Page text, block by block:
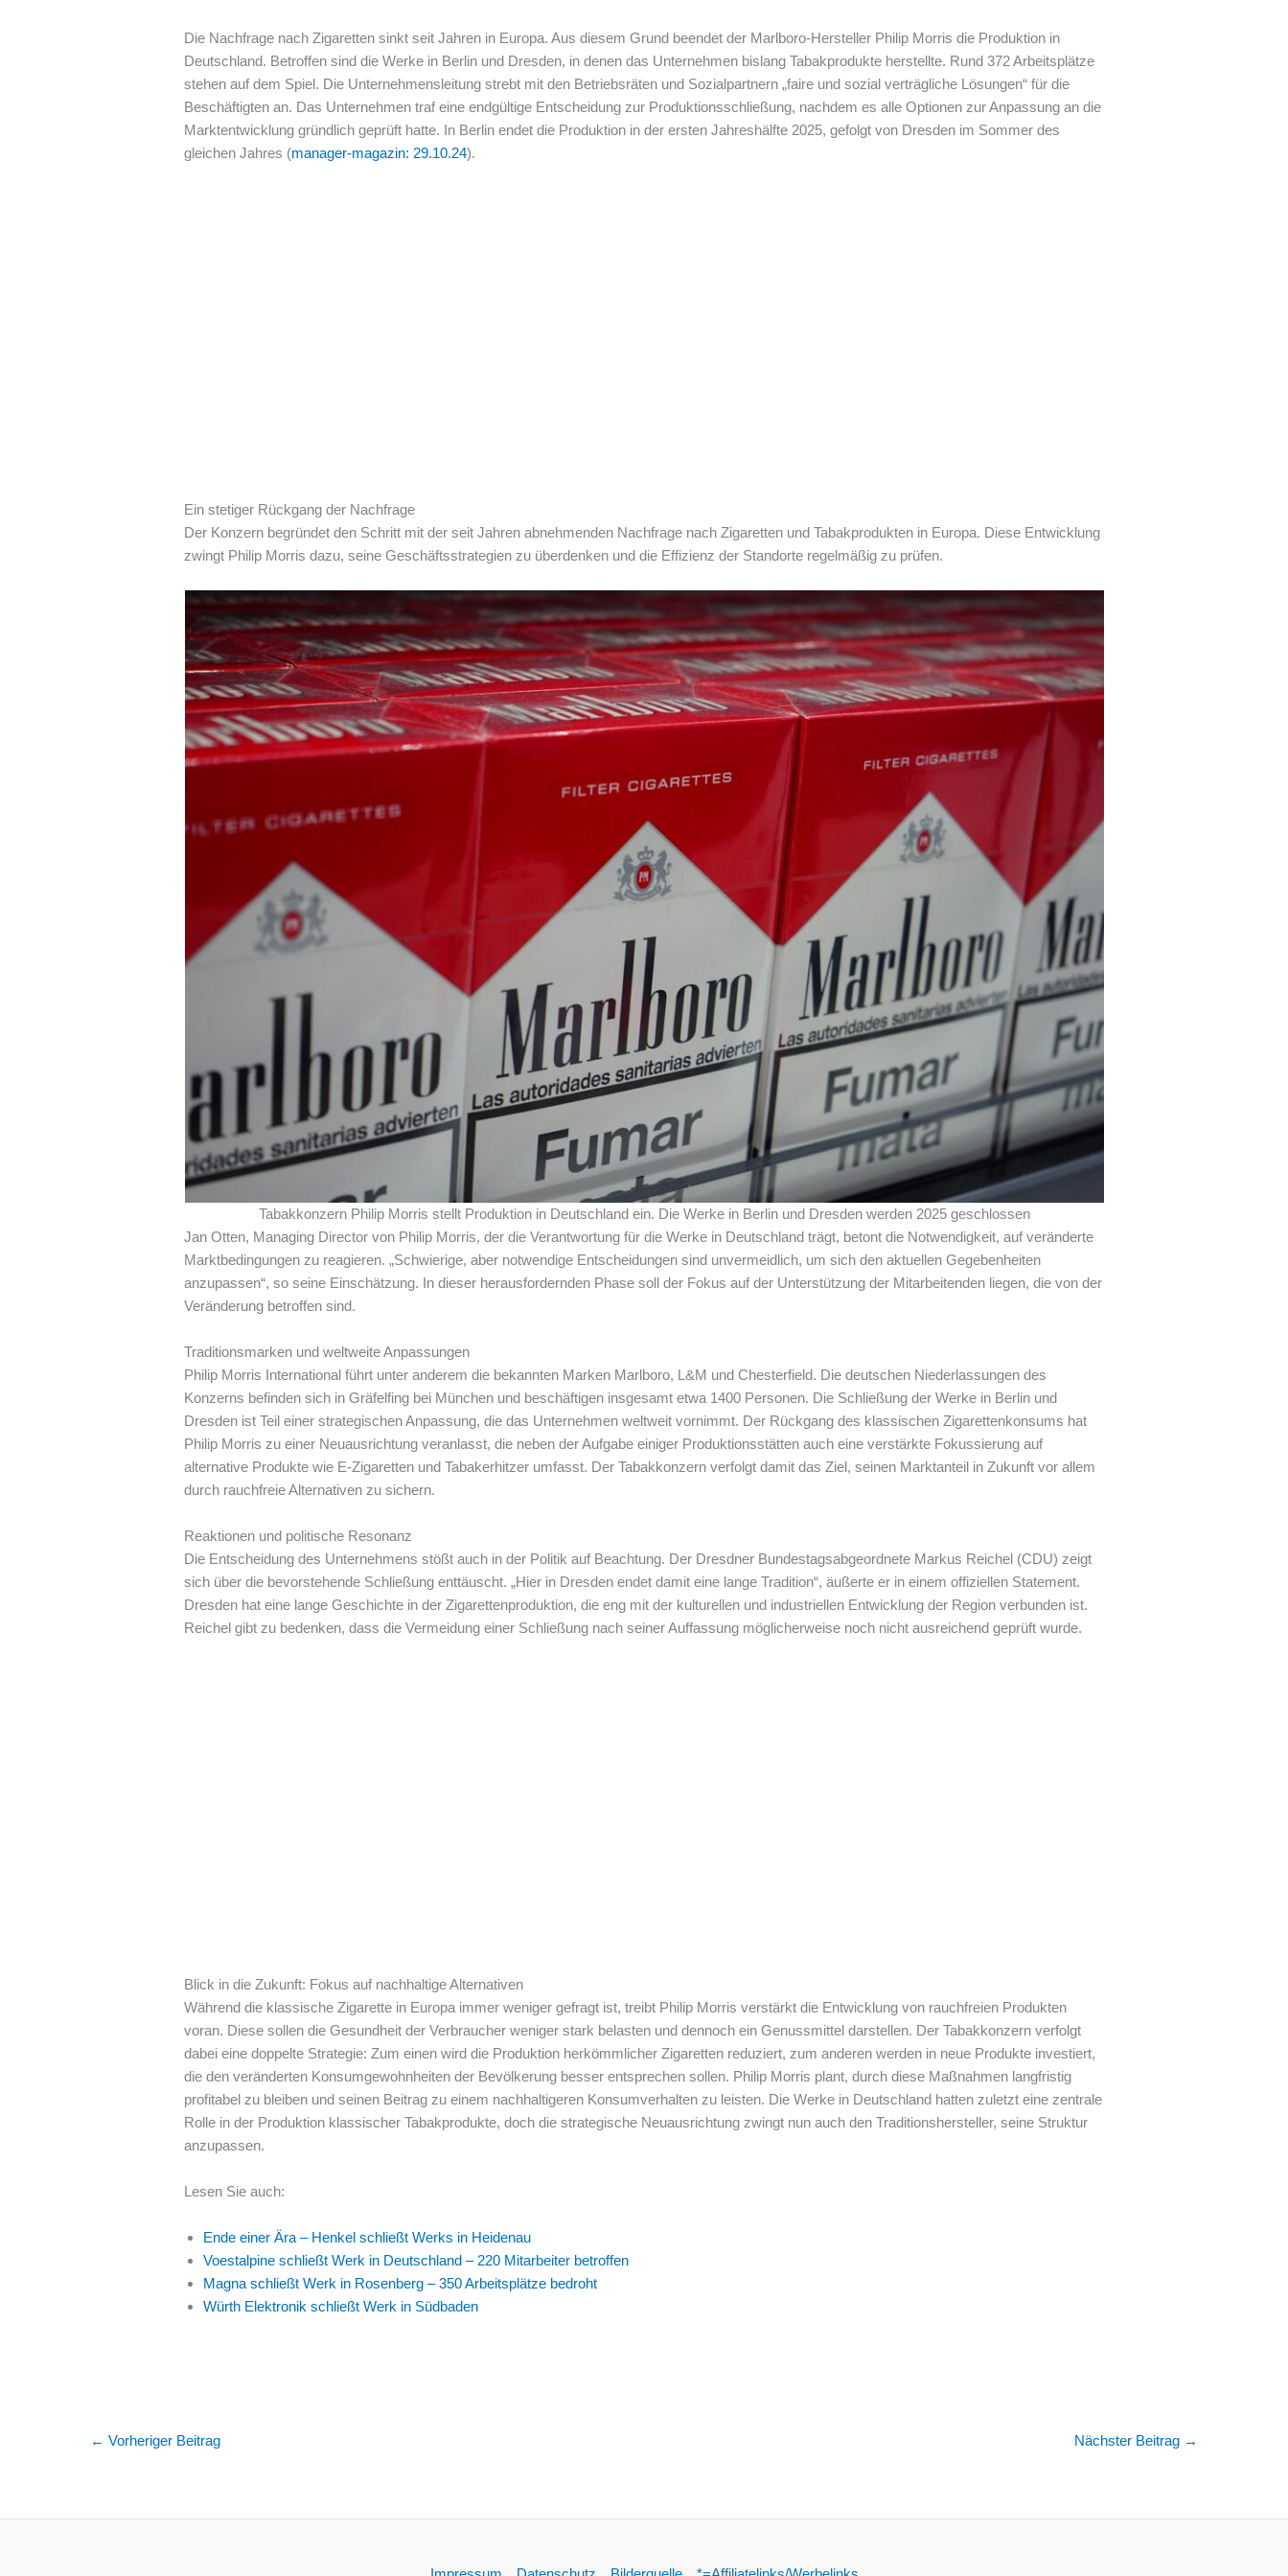
Die Nachfrage nach Zigaretten sinkt seit Jahren in Europa. Aus diesem Grund beendet der Marlboro-Hersteller Philip Morris die Produktion in
Deutschland. Betroffen sind die Werke in Berlin und Dresden, in denen das Unternehmen bislang Tabakprodukte herstellte. Rund 372 Arbeitsplätze
stehen auf dem Spiel. Die Unternehmensleitung strebt mit den Betriebsräten und Sozialpartnern „faire und sozial verträgliche Lösungen“ für die
Beschäftigten an. Das Unternehmen traf eine endgültige Entscheidung zur Produktionsschließung, nachdem es alle Optionen zur Anpassung an die
Marktentwicklung gründlich geprüft hatte. In Berlin endet die Produktion in der ersten Jahreshälfte 2025, gefolgt von Dresden im Sommer des
gleichen Jahres (manager-magazin: 29.10.24).
Ein stetiger Rückgang der Nachfrage
Der Konzern begründet den Schritt mit der seit Jahren abnehmenden Nachfrage nach Zigaretten und Tabakprodukten in Europa. Diese Entwicklung
zwingt Philip Morris dazu, seine Geschäftsstrategien zu überdenken und die Effizienz der Standorte regelmäßig zu prüfen.
Tabakkonzern Philip Morris stellt Produktion in Deutschland ein. Die Werke in Berlin und Dresden werden 2025 geschlossen
Jan Otten, Managing Director von Philip Morris, der die Verantwortung für die Werke in Deutschland trägt, betont die Notwendigkeit, auf veränderte
Marktbedingungen zu reagieren. „Schwierige, aber notwendige Entscheidungen sind unvermeidlich, um sich den aktuellen Gegebenheiten
anzupassen“, so seine Einschätzung. In dieser herausfordernden Phase soll der Fokus auf der Unterstützung der Mitarbeitenden liegen, die von der
Veränderung betroffen sind.
Traditionsmarken und weltweite Anpassungen
Philip Morris International führt unter anderem die bekannten Marken Marlboro, L&M und Chesterfield. Die deutschen Niederlassungen des
Konzerns befinden sich in Gräfelfing bei München und beschäftigen insgesamt etwa 1400 Personen. Die Schließung der Werke in Berlin und
Dresden ist Teil einer strategischen Anpassung, die das Unternehmen weltweit vornimmt. Der Rückgang des klassischen Zigarettenkonsums hat
Philip Morris zu einer Neuausrichtung veranlasst, die neben der Aufgabe einiger Produktionsstätten auch eine verstärkte Fokussierung auf
alternative Produkte wie E-Zigaretten und Tabakerhitzer umfasst. Der Tabakkonzern verfolgt damit das Ziel, seinen Marktanteil in Zukunft vor allem
durch rauchfreie Alternativen zu sichern.
Reaktionen und politische Resonanz
Die Entscheidung des Unternehmens stößt auch in der Politik auf Beachtung. Der Dresdner Bundestagsabgeordnete Markus Reichel (CDU) zeigt
sich über die bevorstehende Schließung enttäuscht. „Hier in Dresden endet damit eine lange Tradition“, äußerte er in einem offiziellen Statement.
Dresden hat eine lange Geschichte in der Zigarettenproduktion, die eng mit der kulturellen und industriellen Entwicklung der Region verbunden ist.
Reichel gibt zu bedenken, dass die Vermeidung einer Schließung nach seiner Auffassung möglicherweise noch nicht ausreichend geprüft wurde.
Blick in die Zukunft: Fokus auf nachhaltige Alternativen
Während die klassische Zigarette in Europa immer weniger gefragt ist, treibt Philip Morris verstärkt die Entwicklung von rauchfreien Produkten
voran. Diese sollen die Gesundheit der Verbraucher weniger stark belasten und dennoch ein Genussmittel darstellen. Der Tabakkonzern verfolgt
dabei eine doppelte Strategie: Zum einen wird die Produktion herkömmlicher Zigaretten reduziert, zum anderen werden in neue Produkte investiert,
die den veränderten Konsumgewohnheiten der Bevölkerung besser entsprechen sollen. Philip Morris plant, durch diese Maßnahmen langfristig
profitabel zu bleiben und seinen Beitrag zu einem nachhaltigeren Konsumverhalten zu leisten. Die Werke in Deutschland hatten zuletzt eine zentrale
Rolle in der Produktion klassischer Tabakprodukte, doch die strategische Neuausrichtung zwingt nun auch den Traditionshersteller, seine Struktur
anzupassen.
Lesen Sie auch:
Ende einer Ära – Henkel schließt Werks in Heidenau
Voestalpine schließt Werk in Deutschland – 220 Mitarbeiter betroffen
Magna schließt Werk in Rosenberg – 350 Arbeitsplätze bedroht
Würth Elektronik schließt Werk in Südbaden
← Vorheriger Beitrag Nächster Beitrag →